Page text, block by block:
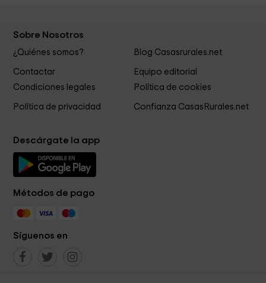
Sobre Nosotros
¿Quiénes somos? Blog Casasrurales.net
Contactar
Equipo editorial
Condiciones legales
Política de cookies
Política de privacidad Confianza CasasRurales.net
Descárgate la app
Métodos de pago
Síguenos en